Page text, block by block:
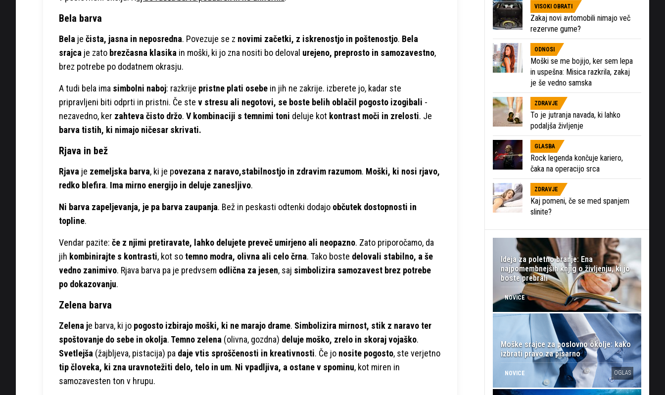
Bela barva
Bela je čista, jasna in neposredna. Povezuje se z novimi začetki, z iskrenostjo in poštenostjo. Bela
srajca je zato brezčasna klasika in moški, ki jo zna nositi bo deloval urejeno, preprosto in samozavestno,
brez potrebe po dodatnem okrasju.
A tudi bela ima simbolni naboj: razkrije pristne plati osebe in jih ne zakrije. izberete jo, kadar ste
pripravljeni biti odprti in pristni. Če ste v stresu ali negotovi, se boste belih oblačil pogosto izogibali -
nezavedno, ker zahteva čisto držo. V kombinaciji s temnimi toni deluje kot kontrast moči in zrelosti. Je
barva tistih, ki nimajo ničesar skrivati.
Rjava in bež
Rjava je zemeljska barva, ki je povezana z naravo,stabilnostjo in zdravim razumom. Moški, ki nosi rjavo,
redko blefira. Ima mirno energijo in deluje zanesljivo.
Ni barva zapeljevanja, je pa barva zaupanja. Bež in peskasti odtenki dodajo občutek dostopnosti in
topline.
Vendar pazite: če z njimi pretiravate, lahko delujete preveč umirjeno ali neopazno. Zato priporočamo, da
jih kombinirajte s kontrasti, kot sotemno modra, olivna ali celo črna. Tako boste delovali stabilno, a še
vedno zanimivo. Rjava barva pa je predvsem odlična za jesen, saj simbolizira samozavest brez potrebe
po dokazovanju.
Zelena barva
Zelena je barva, ki jo pogosto izbirajo moški, ki ne marajo drame. Simbolizira mirnost, stik z naravo ter
spoštovanje do sebe in okolja. Temno zelena (olivna, gozdna) deluje moško, zrelo in skoraj vojaško.
Svetlejša (žajbljeva, pistacija) pa daje vtis sproščenosti in kreativnosti. Če jo nosite pogosto, ste verjetno
tip človeka, ki zna uravnotežiti delo, telo in um. Ni vpadljiva, a ostane v spominu, kot miren in
samozavesten ton v hrupu.
VISOKI OBRATI
Zakaj novi avtomobili nimajo več
rezervne gume?
ODNOSI
Moški se me bojijo, ker sem lepa
in uspešna: Misica razkrila, zakaj
je še vedno samska
ZDRAVJE
To je jutranja navada, ki lahko
podaljša življenje
GLASBA
Rock legenda končuje kariero,
čaka na operacijo srca
ZDRAVJE
Kaj pomeni, če se med spanjem
slinite?
Ideja za poletno branje: Ena
najpomembnejših knjig o življenju, ki jo
boste prebrali
NOVICE
Moške srajce za poslovno okolje: kako
izbrati pravo za pisarno
NOVICE OGLAS